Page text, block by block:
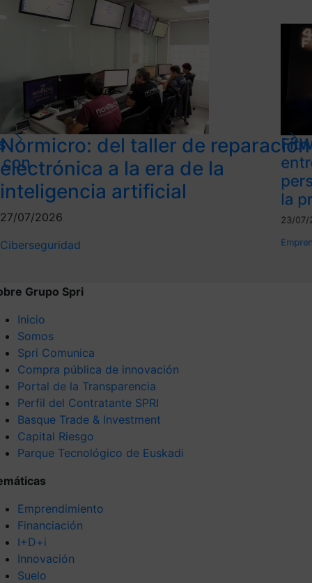
Normicro: del taller de reparación
electrónica a la era de la
inteligencia artificial
27/07/2026
Ciberseguridad
la
23/07/
Grupo Spri
Inicio
Somos
Spri Comunica
Compra pública de innovación
Portal de la Transparencia
Perfil del Contratante SPRI
Basque Trade & Investment
Capital Riesgo
Parque Tecnológico de Euskadi
Emprendimiento
Financiación
I+D+i
Innovación
Suelo